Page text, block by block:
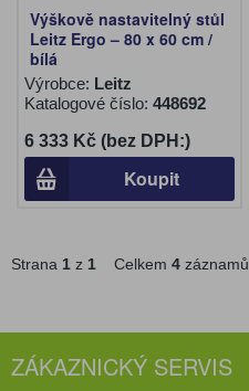
Výškově nastavitelný stůl
Leitz Ergo – 80 x 60 cm /
bílá
Výrobce: Leitz
Katalogové číslo: 448692
6 333 Kč (bez DPH:)
Koupit
Strana 1 z 1 Celkem 4 záznamů
ZÁKAZNICKÝ SERVIS